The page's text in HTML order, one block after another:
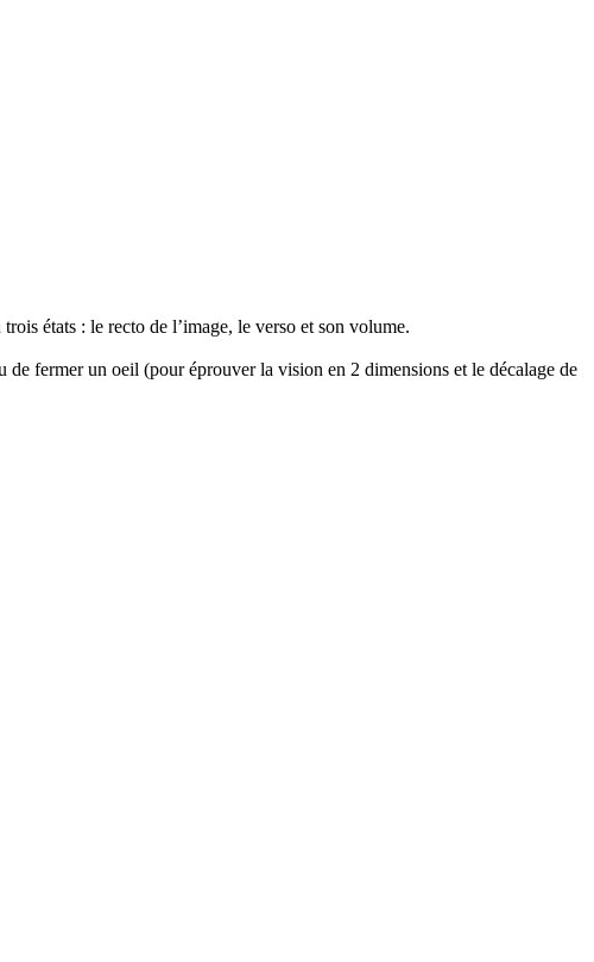
états : le recto de l’image, le verso et son volume.
fermer un oeil (pour éprouver la vision en 2 dimensions et le décalage de